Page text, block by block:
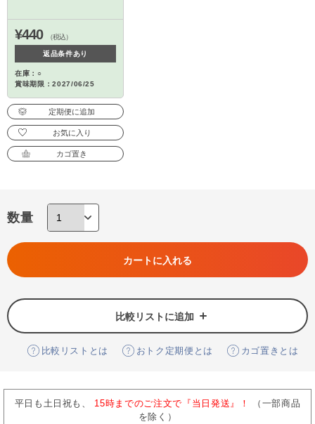
¥440 （税込）
返品条件あり
在庫：○
賞味期限：2027/06/25
定期便に追加
お気に入り
カゴ置き
数量
カートに入れる
比較リストに追加
比較リストとは おトク定期便とは カゴ置きとは
平日も土日祝も、 15時までのご注文で『当日発送』！
（一部商品
を除く）